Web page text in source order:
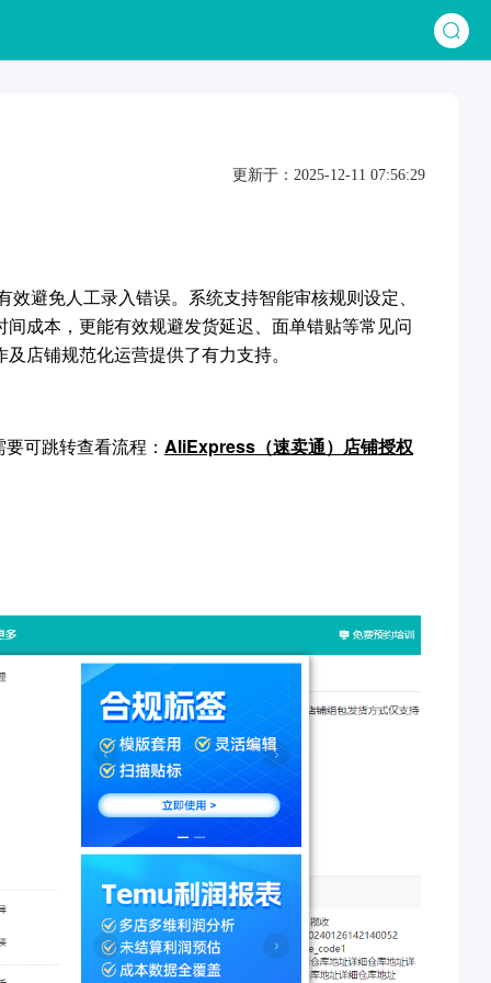
更新于：2025-12-11 07:56:29
避免人工录入错误。系统支持智能审核规则设定、
成本，更能有效规避发货延迟、面单错贴等常见问
店铺规范化运营提供了有力支持。
可跳转查看流程： AliExpress（速卖通）店铺授权